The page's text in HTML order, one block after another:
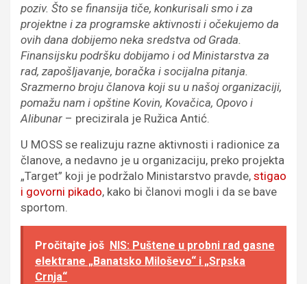
poziv. Što se finansija tiče, konkurisali smo i za
projektne i za programske aktivnosti i očekujemo da
ovih dana dobijemo neka sredstva od Grada.
Finansijsku podršku dobijamo i od Ministarstva za
rad, zapošljavanje, boračka i socijalna pitanja.
Srazmerno broju članova koji su u našoj organizaciji,
pomažu nam i opštine Kovin, Kovačica, Opovo i
Alibunar – precizirala je Ružica Antić.
U MOSS se realizuju razne aktivnosti i radionice za
članove, a nedavno je u organizaciju, preko projekta
„Target” koji je podržalo Ministarstvo pravde, stigao
i govorni pikado, kako bi članovi mogli i da se bave
sportom.
Pročitajte još NIS: Puštene u probni rad gasne
elektrane „Banatsko Miloševo“ i „Srpska
Crnja“